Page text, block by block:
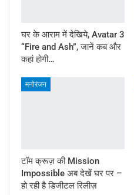
घर के आराम में देखिये, Avatar 3
“Fire and Ash”, जानें कब और
कहां होगी…
मनोरंजन
टॉम क्रूज़ की Mission
Impossible अब देखें घर पर –
हो रही है डिजीटल रिलीज़